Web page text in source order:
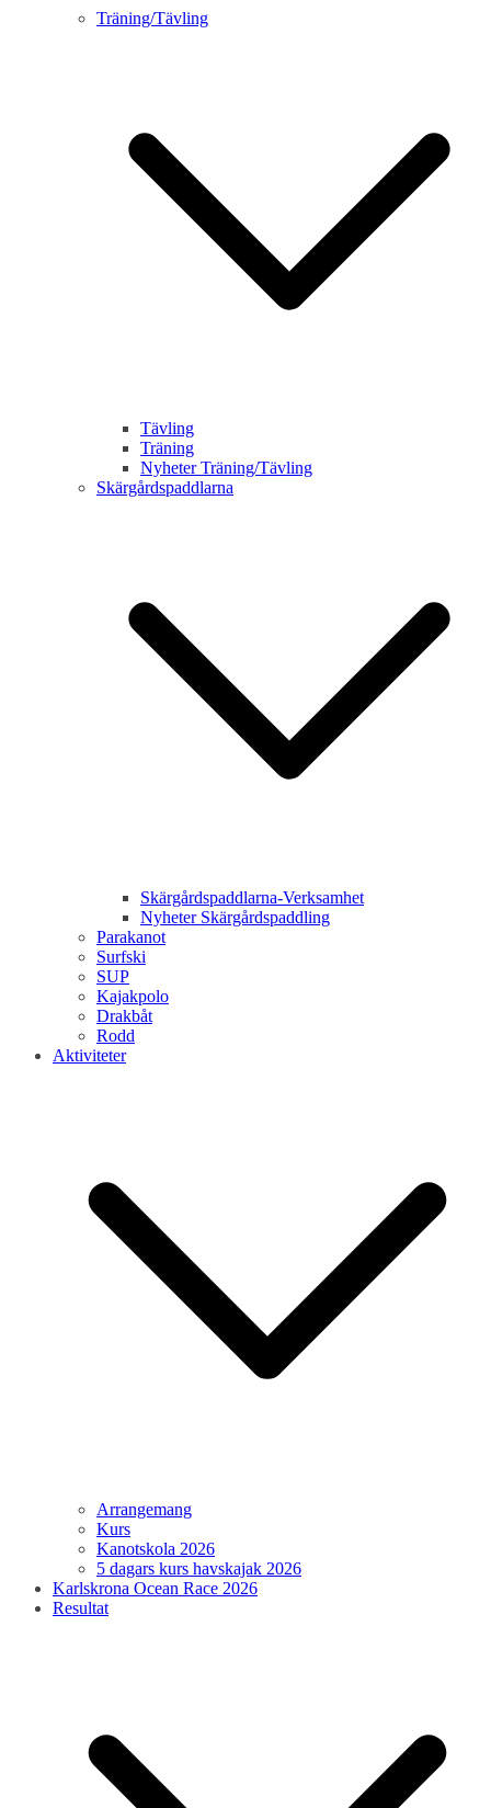
Träning/Tävling
Tävling
Träning
Nyheter Träning/Tävling
Skärgårdspaddlarna
Skärgårdspaddlarna-Verksamhet
Nyheter Skärgårdspaddling
Parakanot
Surfski
SUP
Kajakpolo
Drakbåt
Rodd
Aktiviteter
Arrangemang
Kurs
Kanotskola 2026
5 dagars kurs havskajak 2026
Karlskrona Ocean Race 2026
Resultat